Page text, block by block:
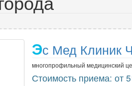
Эс Мед Клиник
многопрофильный медицинский
Стоимость приема: от